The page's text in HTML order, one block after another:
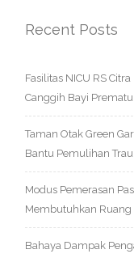
Recent Posts
Fasilitas NICU RS
Canggih Bayi
Taman Otak Green
Bantu Pemulihan
Modus Pemerasan
Membutuhkan Ruang
Bahaya Dampak